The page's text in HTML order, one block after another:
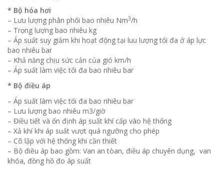
* Bộ hóa hơi
– Lưu lượng phân phối bao nhiêu Nm3/h
– Trọng lượng bao nhiêu kg
– Áp suất suy giảm khi hoạt động tại luu lượng tối đa ở áp lực
bao nhiêu bar
– Khả năng chịu sức cản của gió km/h
– Áp suất làm việc tối đa bao nhiêu bar
* Bộ điều áp
– Áp suất làm việc tối đa bao nhiêu bar
– Lưu lượng bao nhiêu m3/giờ
– Điều tiết và ổn định áp suất khí cấp vào hệ thống
– Xả khí khi áp suất vượt quá ngưỡng cho phép
– Cô lập với hệ thống khi cần thiết
– Bộ điều áp bao gồm: Van an tòan, điều áp chuyên dụng, van
khóa, đồng hồ đo áp suất